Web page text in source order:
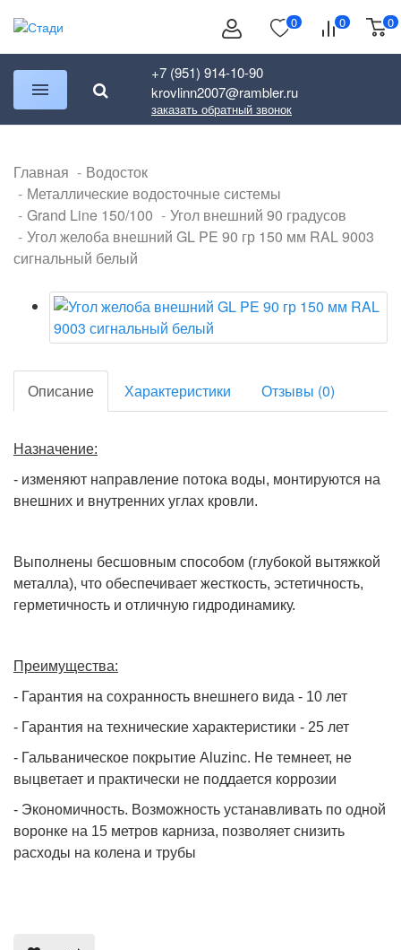
0 0 0
+7 (951) 914-10-90
krovlinn2007@rambler.ru
заказать обратный звонок
Главная
Водосток
Металлические водосточные системы
Grand Line 150/100
Угол внешний 90 градусов
Угол желоба внешний GL PE 90 гр 150 мм RAL 9003
сигнальный белый
Описание Характеристики Отзывы (0)
Назначение:
- изменяют направление потока воды, монтируются на
внешних и внутренних углах кровли.
Выполнены бесшовным способом (глубокой вытяжкой
металла), что обеспечивает жесткость, эстетичность,
герметичность и отличную гидродинамику.
Преимущества:
- Гарантия на сохранность внешнего вида - 10 лет
- Гарантия на технические характеристики - 25 лет
- Гальваническое покрытие Aluzinc. Не темнеет, не
выцветает и практически не поддается коррозии
- Экономичность. Возможность устанавливать по одной
воронке на 15 метров карниза, позволяет снизить
расходы на колена и трубы